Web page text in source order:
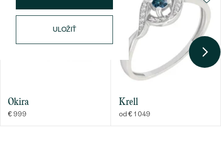
ULOŽIŤ
Okira
€ 999
Krell
od € 1 049